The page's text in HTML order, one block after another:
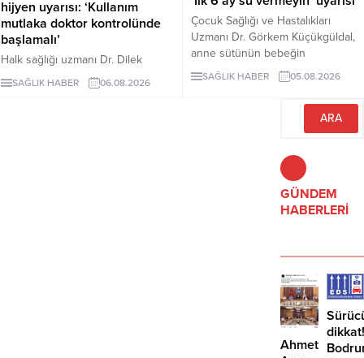
hijyen uyarısı: ‘Kullanım
mutlaka doktor kontrolünde
başlamalı’
Halk sağlığı uzmanı Dr. Dilek
Aslan, kaplıcaların kas ve iskelet
sistemi rahatsızlıkları ile stresin
SAĞLIK HABER 06.08.2026
Çocuk Sağlığı ve Hastalıkları
Uzmanı Dr. Görkem Küçükgüldal,
anne sütünün bebeğin
bağışıklığını güçlendiren ve yaşam
boyu sağlığın temelini oluşturan
“canlı bir biyolojik mucize”
olduğunu söyledi. Küçükgüldal,
doğumdan sonraki ilk saatte
yalnızca anne sütü verilmesi
gerektiğini vurguladı.
SAĞLIK HABER 05.08.2026
GÜNDEM
HABERLERİ
Ahmet
dikkat!